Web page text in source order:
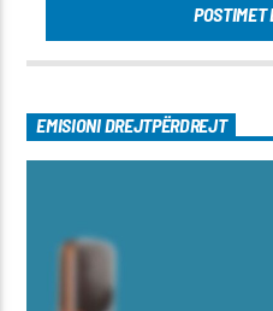
POSTIMET
EMISIONI DREJTPËRDREJT